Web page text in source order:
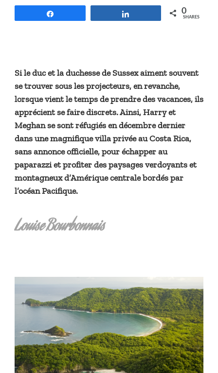
0
SHARES
Si le duc et la duchesse de Sussex aiment souvent
se trouver sous les projecteurs, en revanche,
lorsque vient le temps de prendre des vacances, ils
apprécient se faire discrets. Ainsi, Harry et
Meghan se sont réfugiés en décembre dernier
dans une magnifique villa privée au Costa Rica,
sans annonce officielle, pour échapper au
paparazzi et profiter des paysages verdoyants et
montagneux d’Amérique centrale bordés par
l’océan Pacifique.
Louise Bourbonnais